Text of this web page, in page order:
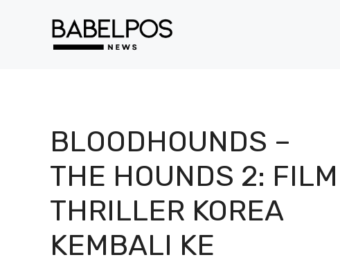
BLOODHOUNDS –
THE HOUNDS 2: FILM
THRILLER KOREA
KEMBALI KE